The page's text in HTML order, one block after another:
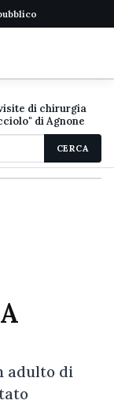
di chirurgia
di Agnone
CERCA
adulto di